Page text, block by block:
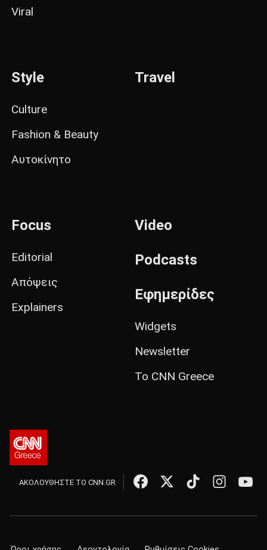
Viral
Style
Culture
Fashion & Beauty
Αυτοκίνητο
Travel
Focus
Editorial
Απόψεις
Explainers
Video
Podcasts
Εφημερίδες
Widgets
Newsletter
Το CNN Greece
ΑΚΟΛΟΥΘΗΣΤΕ ΤΟ CNN.GR